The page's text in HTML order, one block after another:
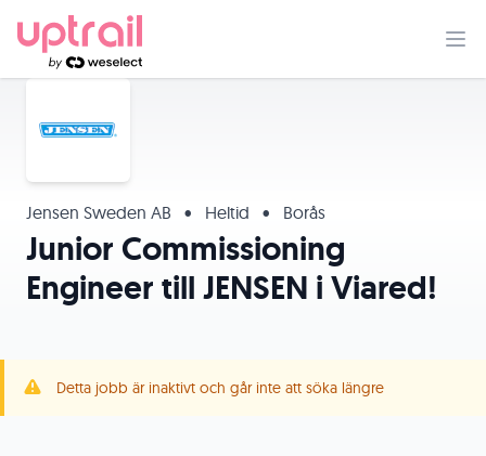
Jensen Sweden AB • Heltid • Borås
Junior Commissioning
Engineer till JENSEN i Viared!
Detta jobb är inaktivt och går inte att söka längre